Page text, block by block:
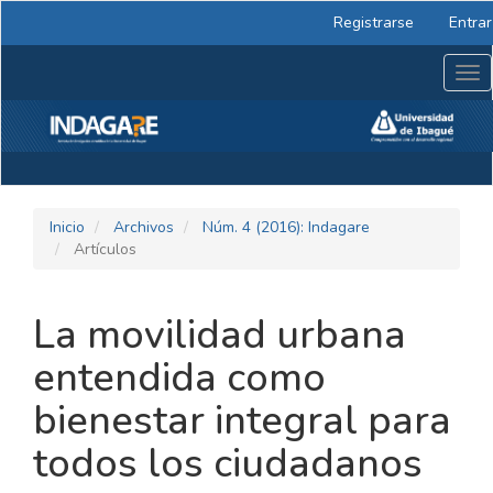
lateral
Registrarse Entrar
Inicio Archivos
Núm. 4 (2016): Indagare
Artículos
La movilidad urbana
entendida como
bienestar integral para
todos los ciudadanos